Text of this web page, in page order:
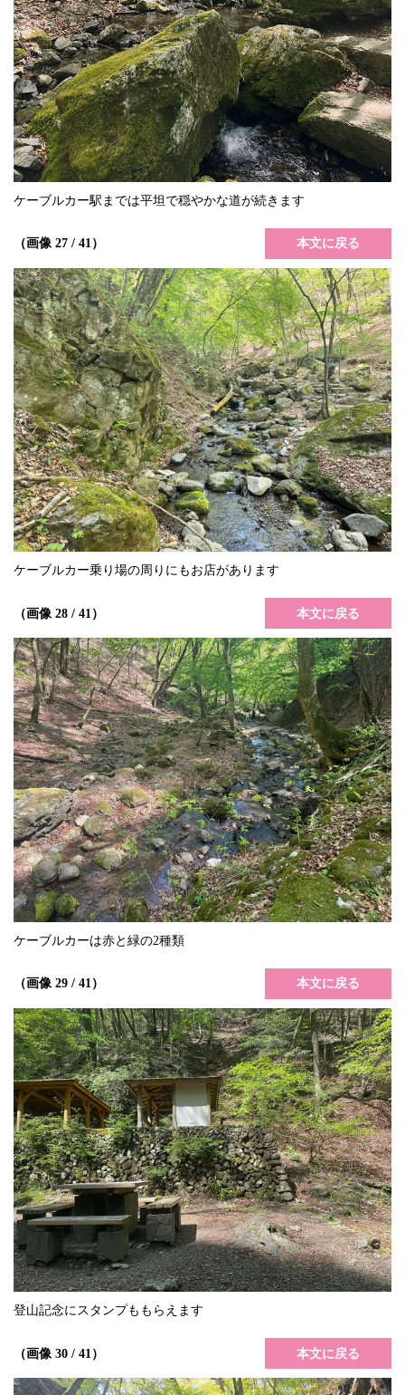
ケーブルカー駅までは平坦で穏やかな道が続きます
（画像 27 / 41） 本文に戻る
ケーブルカー乗り場の周りにもお店があります
（画像 28 / 41） 本文に戻る
ケーブルカーは赤と緑の2種類
（画像 29 / 41） 本文に戻る
登山記念にスタンプももらえます
（画像 30 / 41） 本文に戻る